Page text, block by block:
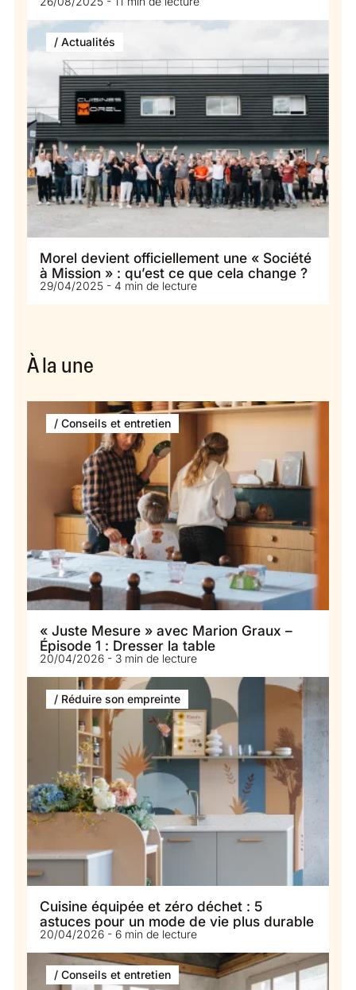
terrain de jeu
/ Actualités
Morel devient officiellement une « Société
à Mission » : qu’est ce que cela change ?
29/04/2025 - 4 min de lecture
À la une
/ Conseils et entretien
« Juste Mesure » avec Marion Graux –
Épisode 1 : Dresser la table
20/04/2026 - 3 min de lecture
/ Réduire son empreinte
Cuisine équipée et zéro déchet : 5
astuces pour un mode de vie plus durable
20/04/2026 - 6 min de lecture
/ Conseils et entretien